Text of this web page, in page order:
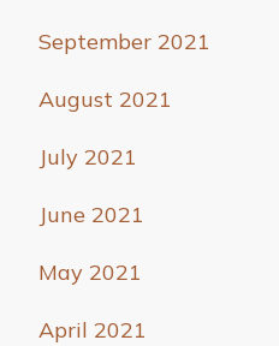
September 2021
August 2021
July 2021
June 2021
May 2021
April 2021